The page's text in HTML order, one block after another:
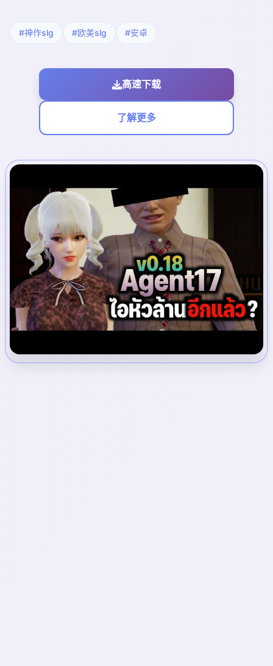
#神作slg #欧美slg #安卓
高速下载
了解更多